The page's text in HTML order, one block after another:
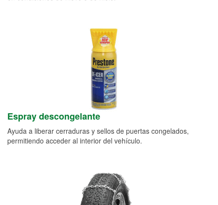
Espray descongelante
Ayuda a liberar cerraduras y sellos de puertas congelados,
permitiendo acceder al interior del vehículo.